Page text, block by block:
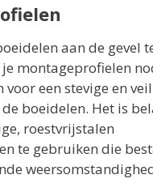
aan de gevel
montageprofielen
een stevige en
boeidelen. Het is
roestvrijstalen
te gebruiken die